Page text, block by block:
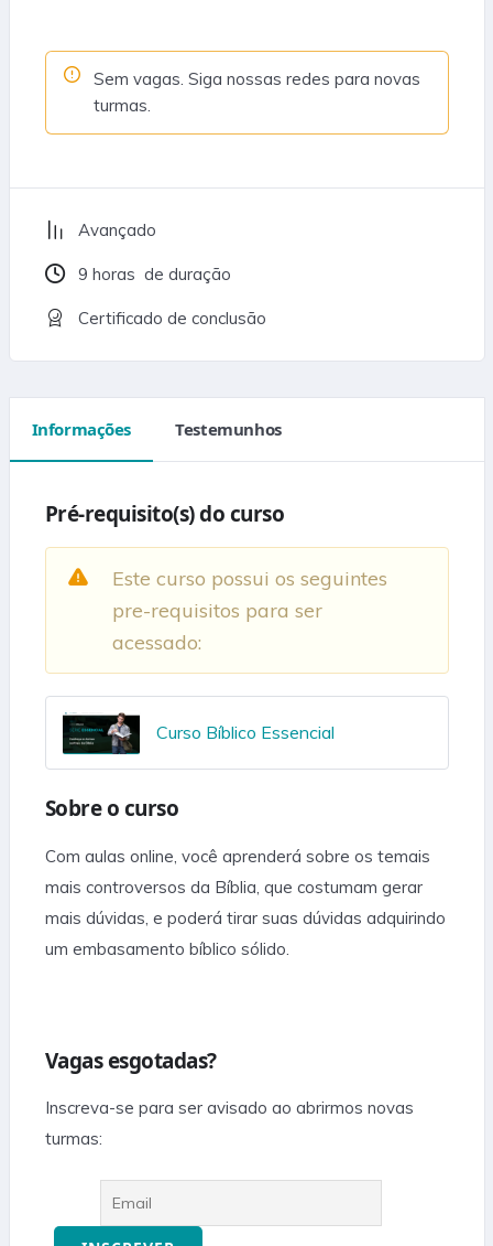
Sem vagas. Siga nossas redes para novas
turmas.
Avançado
9 horas de duração
Certificado de conclusão
Informações Testemunhos
Pré-requisito(s) do curso
Este curso possui os seguintes
pre-requisitos para ser
acessado:
Curso Bíblico Essencial
Sobre o curso
Com aulas online, você aprenderá sobre os temais
mais controversos da Bíblia, que costumam gerar
mais dúvidas, e poderá tirar suas dúvidas adquirindo
um embasamento bíblico sólido.
Vagas esgotadas?
Inscreva-se para ser avisado ao abrirmos novas
turmas: